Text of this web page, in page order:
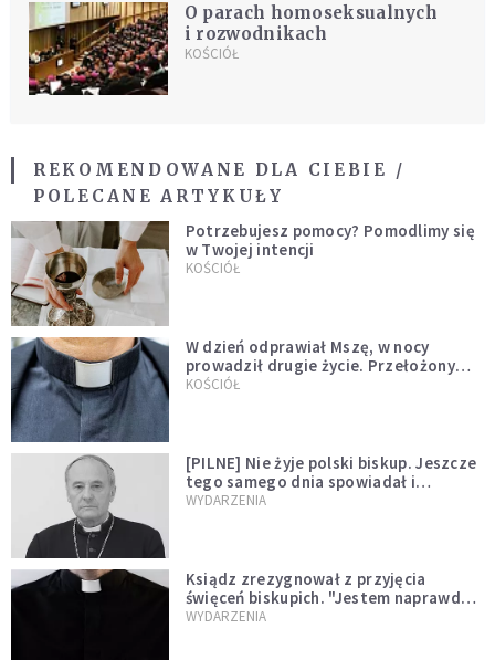
O parach homoseksualnych
i rozwodnikach
KOŚCIÓŁ
REKOMENDOWANE DLA CIEBIE /
POLECANE ARTYKUŁY
Potrzebujesz pomocy? Pomodlimy się
w Twojej intencji
KOŚCIÓŁ
W dzień odprawiał Mszę, w nocy
prowadził drugie życie. Przełożony
kazał mu opuścić zakon
KOŚCIÓŁ
[PILNE] Nie żyje polski biskup. Jeszcze
tego samego dnia spowiadał i
sprawował Mszę świętą
WYDARZENIA
Ksiądz zrezygnował z przyjęcia
święceń biskupich. "Jestem naprawdę
niegodny"
WYDARZENIA